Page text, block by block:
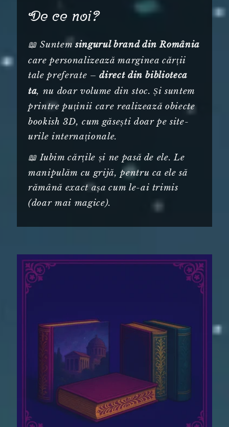
De ce noi?
📖 Suntemsingurul brand din România
care personalizează marginea cărții
tale preferate –direct din biblioteca
ta, nu doar volume din stoc. Și suntem
printre puținii care realizează obiecte
bookish 3D, cum găsești doar pe site-
urile internaționale.
📖 Iubim cărțile și ne pasă de ele. Le
manipulăm cu grijă, pentru ca ele să
rămână exact așa cum le-ai trimis
(doar mai magice).